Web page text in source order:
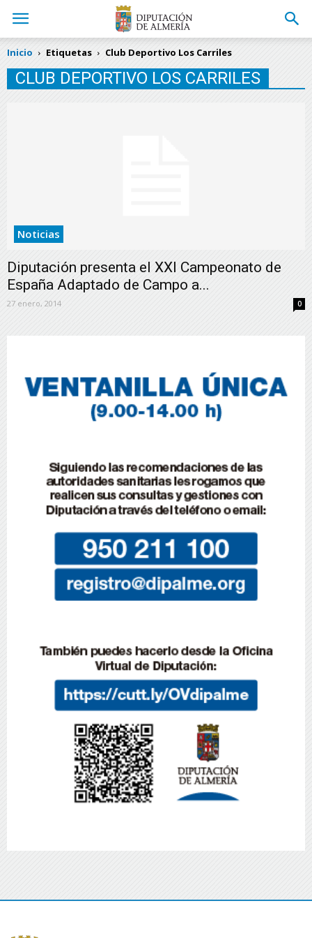
Inicio Etiquetas Club Deportivo Los Carriles
CLUB DEPORTIVO LOS CARRILES
Noticias
Diputación presenta el XXI Campeonato de
España Adaptado de Campo a...
27 enero, 2014 0